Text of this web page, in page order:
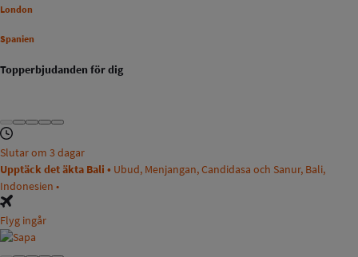
London
Spanien
Topperbjudanden för dig
Slutar om 3 dagar
Upptäck det äkta Bali • Ubud, Menjangan, Candidasa och Sanur, Bali,
Indonesien •
Flyg ingår